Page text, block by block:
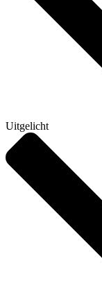
Uitgelicht